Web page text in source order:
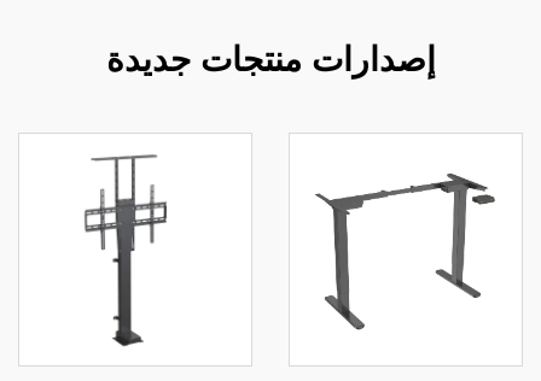
إصدارات منتجات جديدة